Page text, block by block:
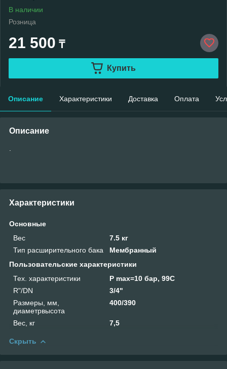
В наличии
Розница
21 500 ₸
Купить
Описание Характеристики Доставка Оплата
Описание
Характеристики
Основные
Вес
7.5 кг
Тип расширительного бака
Мембранный
Пользовательские характеристики
Тех. характеристики
P max=10 бар, 99С
R"/DN
3/4"
Размеры, мм,
диаметрвысота
400/390
Вес, кг 7,5
Скрыть